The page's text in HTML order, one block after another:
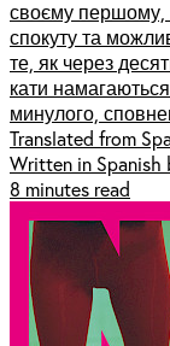
своєму першому,
спокуту та
те, як через
кати
минулого,
Translated from
Written in Spanish
8 minutes read